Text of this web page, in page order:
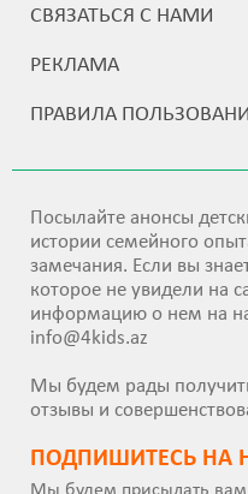
СВЯЗАТЬСЯ С НАМИ
РЕКЛАМА
ПРАВИЛА
Посылайте анонсы
истории семейного
замечания. Если вы
которое не увидели на
информацию о нем на
info@4kids.az
Мы будем рады
отзывы и
ПОДПИШИТEСЬ НА